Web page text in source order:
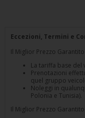
Eccezioni, Termini e
Il Miglior Prezzo
La tariffa base del
Prenotazioni
quel gruppo
Noleggi in
Polonia e Tunisia).
Il Miglior Prezzo